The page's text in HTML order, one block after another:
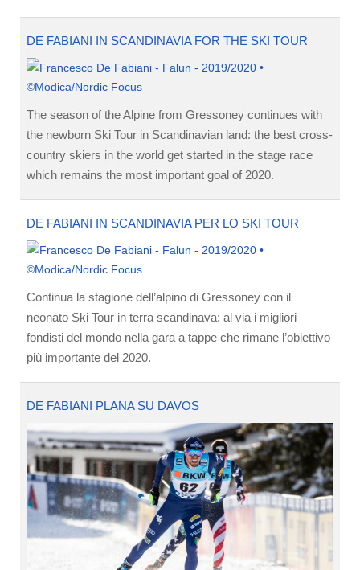
DE FABIANI IN SCANDINAVIA FOR THE SKI TOUR
The season of the Alpine from Gressoney continues with
the newborn Ski Tour in Scandinavian land: the best cross-
country skiers in the world get started in the stage race
which remains the most important goal of 2020.
DE FABIANI IN SCANDINAVIA PER LO SKI TOUR
Continua la stagione dell’alpino di Gressoney con il
neonato Ski Tour in terra scandinava: al via i migliori
fondisti del mondo nella gara a tappe che rimane l’obiettivo
più importante del 2020.
DE FABIANI PLANA SU DAVOS